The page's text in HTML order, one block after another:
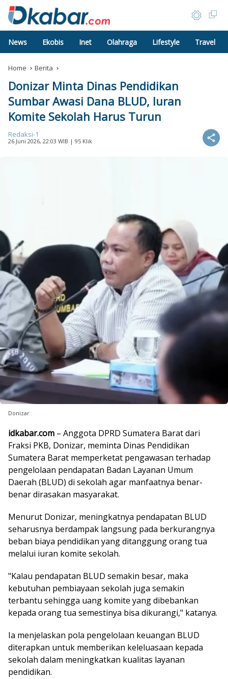
News Ekobis Inet Olahraga Lifestyle Travel
Home Berita
Donizar Minta Dinas Pendidikan
Sumbar Awasi Dana BLUD, Iuran
Komite Sekolah Harus Turun
Redaksi-1
26 Juni 2026, 22:03 WIB | 95 Klik
Donizar
idkabar.com – Anggota DPRD Sumatera Barat dari
Fraksi PKB, Donizar, meminta Dinas Pendidikan
Sumatera Barat memperketat pengawasan terhadap
pengelolaan pendapatan Badan Layanan Umum
Daerah (BLUD) di sekolah agar manfaatnya benar-
benar dirasakan masyarakat.
Menurut Donizar, meningkatnya pendapatan BLUD
seharusnya berdampak langsung pada berkurangnya
beban biaya pendidikan yang ditanggung orang tua
melalui iuran komite sekolah.
"Kalau pendapatan BLUD semakin besar, maka
kebutuhan pembiayaan sekolah juga semakin
terbantu sehingga uang komite yang dibebankan
kepada orang tua semestinya bisa dikurangi," katanya.
Ia menjelaskan pola pengelolaan keuangan BLUD
diterapkan untuk memberikan keleluasaan kepada
sekolah dalam meningkatkan kualitas layanan
pendidikan.